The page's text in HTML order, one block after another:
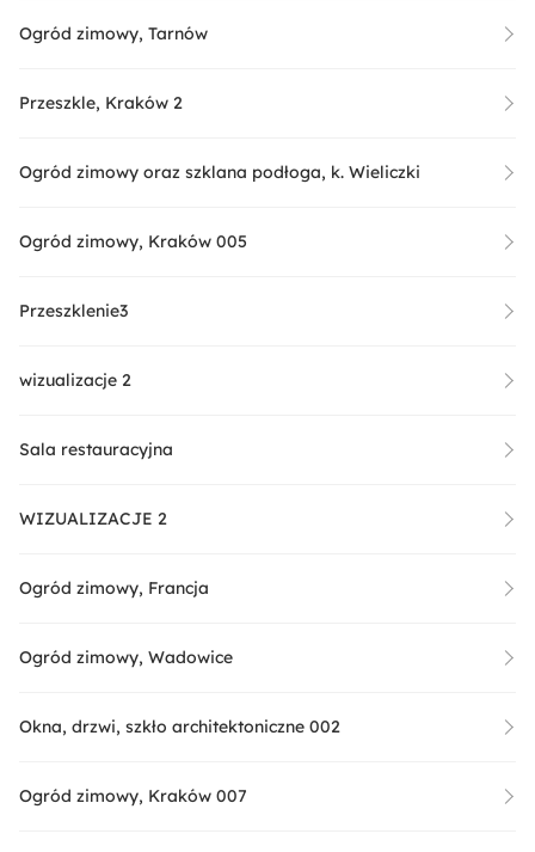
Ogród zimowy, Tarnów
Przeszkle, Kraków 2
Ogród zimowy oraz szklana podłoga, k. Wieliczki
Ogród zimowy, Kraków 005
Przeszklenie3
wizualizacje 2
Sala restauracyjna
WIZUALIZACJE 2
Ogród zimowy, Francja
Ogród zimowy, Wadowice
Okna, drzwi, szkło architektoniczne 002
Ogród zimowy, Kraków 007